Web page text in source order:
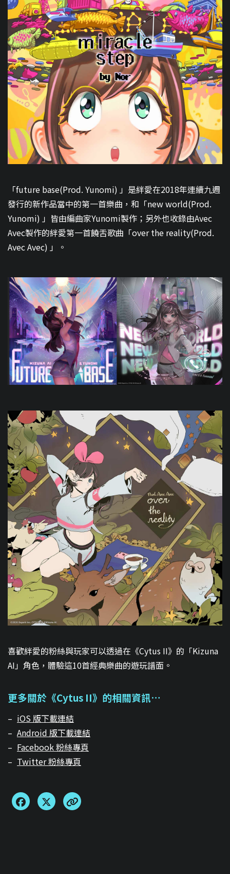
「future base(Prod. Yunomi) 」是絆愛在2018年連續九週
發行的新作品當中的第一首樂曲，和「new world(Prod.
Yunomi) 」皆由編曲家Yunomi製作；另外也收錄由Avec
Avec製作的絆愛第一首饒舌歌曲「over the reality(Prod.
Avec Avec) 」。
喜歡絆愛的粉絲與玩家可以透過在《Cytus II》的「Kizuna
AI」角色，體驗這10首經典樂曲的遊玩譜面。
更多關於《Cytus II》的相關資訊…
– iOS 版下載連結
– Android 版下載連結
– Facebook 粉絲專頁
– Twitter 粉絲專頁